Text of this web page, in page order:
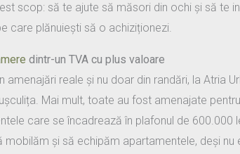
scop: să te ajute să măsori din ochi și să te
care plănuiești să o achiziționezi.
dintr-un TVA cu plus valoare
amenajări reale și nu doar din randări, la Atria
Mai mult, toate au fost amenajate
care se încadrează în plafonul de 600.000
și să echipăm apartamentele, deși